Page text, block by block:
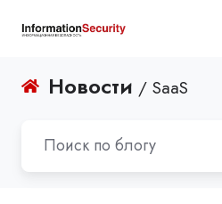
Новости / SaaS